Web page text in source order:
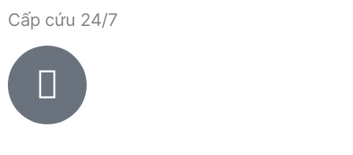
Cấp cứu 24/7